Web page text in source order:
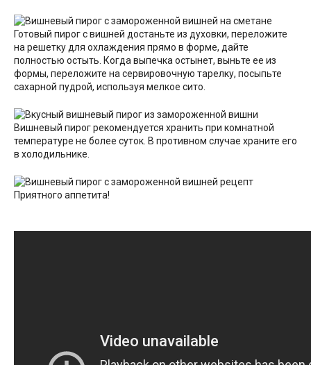
Готовый пирог с вишней достаньте из духовки, переложите
на решетку для охлаждения прямо в форме, дайте
полностью остыть. Когда выпечка остынет, выньте ее из
формы, переложите на сервировочную тарелку, посыпьте
сахарной пудрой, используя мелкое сито.
Вишневый пирог рекомендуется хранить при комнатной
температуре не более суток. В противном случае храните его
в холодильнике.
Приятного аппетита!